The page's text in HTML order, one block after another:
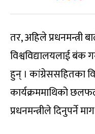
तर, अहिले
विश्वविद्यालयलाई
हुन् । कांग्रेससहितका
कार्यक्रममाथिको
प्रधनमन्त्रीले दिनुपर्ने